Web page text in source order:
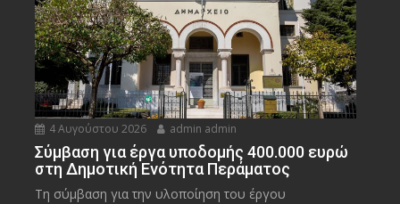
4 Αυγούστου 2026 admin admin
Σύμβαση για έργα υποδομής 400.000 ευρώ
στη Δημοτική Ενότητα Περάματος
Τη σύμβαση για την υλοποίηση του έργου